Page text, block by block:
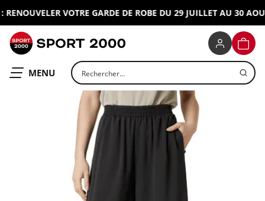
VOTRE GARDE DE ROBE DU 29 JUILLET AU 30
OUVRIR LE
MENU Rechercher un produit